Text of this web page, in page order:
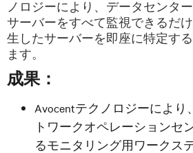
ノロジーにより、データセンタ
サーバーをすべて監視できるだ
生したサーバーを即座に特定す
ます。
成果：
Avocentテクノロジーにより
トワークオペレーションセ
るモニタリング用ワークス